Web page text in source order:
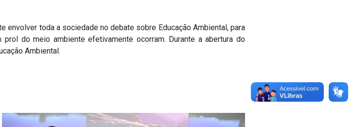
envolver toda a sociedade no debate sobre Educação Ambiental, para
do meio ambiente efetivamente ocorram. Durante a abertura do
Ambiental.